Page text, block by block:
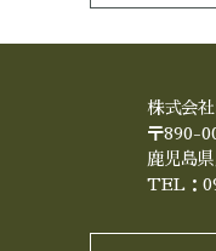
株式会
〒890-
鹿児島
TEL：